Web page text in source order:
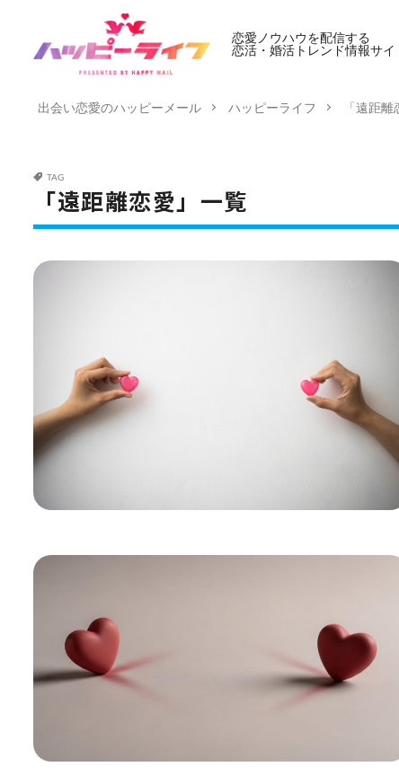
恋愛ノウハウを配信する
恋活・婚活トレンド情報サイ
出会い恋愛のハッピーメール ハッピーライフ 「遠距
TAG
「遠距離恋愛」一覧